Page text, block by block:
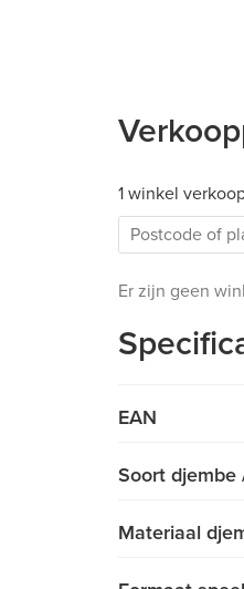
1 winkel
Er zijn geen
EAN
Soort djembe
Materiaal